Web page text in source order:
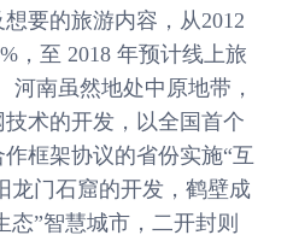
要的旅游内容，从2012
，至 2018 年预计线上旅
河南虽然地处中原地带，
术的开发，以全国首个
框架协议的省份实施“互
龙门石窟的开发，鹤壁成
态”智慧城市，二开封则